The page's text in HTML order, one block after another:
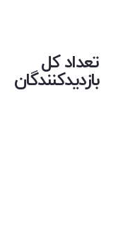
تعداد کل
بازدیدکنندگان